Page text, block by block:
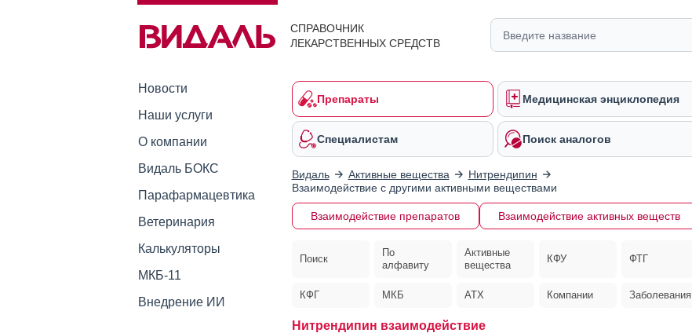
СПРАВОЧНИК
ЛЕКАРСТВЕННЫХ СРЕДСТВ
Новости
Наши услуги
О компании
Видаль БОКС
Парафармацевтика
Ветеринария
Калькуляторы
МКБ-11
Внедрение ИИ
Препараты Медицинская энциклопедия
Специалистам Поиск аналогов
Видаль Активные вещества
Нитрендипин
Взаимодействие с другими активными веществами
Взаимодействие препаратов Взаимодействие активных веществ
Поиск
По
алфавиту
Активные
вещества
КФУ ФТГ
КФГ МКБ АТХ Компании Заболевания
Нитрендипин взаимодействие